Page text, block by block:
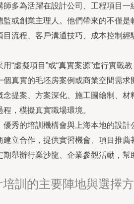
師多為活躍在設計公司、工程項目一
監或創業主理人。他們帶來的不僅是
目流程、客戶溝通技巧、成本控制經
用“虛擬項目”或“真實案源”進行實戰教
個真實的毛坯房案例或商業空間需求
念提案、方案深化、施工圖繪制、材
，模擬真實職場環境。
優秀的培訓機構會與上海本地的設計
建立合作，提供實習機會、項目推薦
期舉辦行業沙龍、企業參觀活動，幫
訓的主要陣地與選擇方